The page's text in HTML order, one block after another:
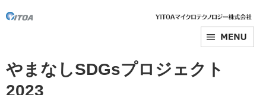
やまなしSDGsプロジェクト
2023